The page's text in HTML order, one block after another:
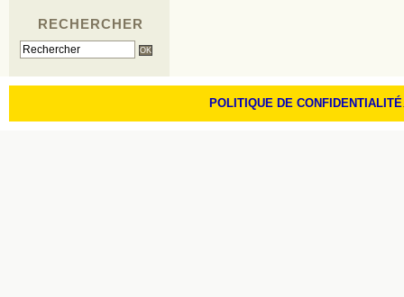
RECHERCHER
POLITIQUE DE CONFIDENTIALITÉ